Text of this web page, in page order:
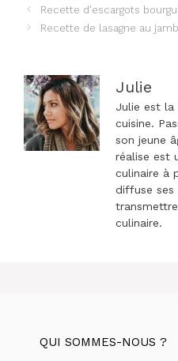
Navigation
des
Recette d'escargots
Recette de lasagne au
Julie
Julie est la
cuisine.
son jeune
réalise est
culinaire à
diffuse ses
culinaire.
QUI SOMMES-NOUS ?